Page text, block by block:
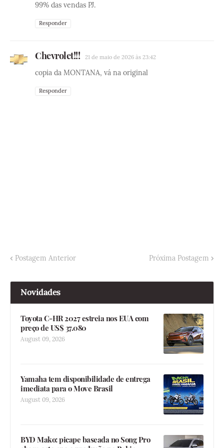
99% das vendas PJ.
Responder
Chevrolet!!! 21 de maio de 2026 às 23:42
copia da MONTANA, vá na original
Responder
Postagem Anterior Próxima Postagem
Novidades
Toyota C-HR 2027 estreia nos EUA com
preço de US$ 37.080
August 09, 2026
Yamaha tem disponibilidade de entrega
imediata para o Move Brasil
August 09, 2026
BYD Mako: picape baseada no Song Pro